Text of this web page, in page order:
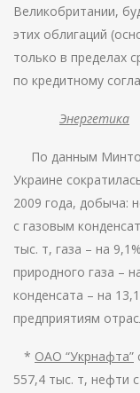
Великобритании,
этих облигаций
только в пределах
по кредитному
Энергетика
По данным
Украине
2009 года, добыча:
с газовым
тыс. т, газа – на
природного газа –
конденсата – на
предприятиям
* ОАО “Укрнафта”
557,4 тыс. т, нефти